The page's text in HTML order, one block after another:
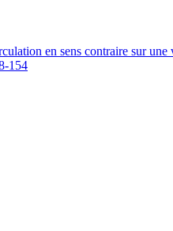
en sens contraire sur une
154